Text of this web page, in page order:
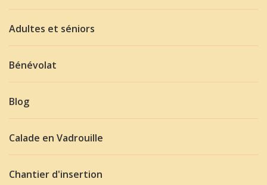
Adultes et séniors
Bénévolat
Blog
Calade en Vadrouille
Chantier d'insertion